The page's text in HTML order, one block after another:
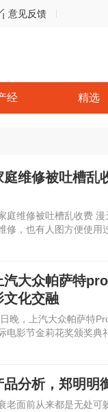
意见反馈
经 精选
庭维修被吐槽乱
庭维修被吐槽乱收费
修，也有人图方便使用
汽大众帕萨特
文化交融
晚，上汽大众帕萨特
电影节金莉花奖颁奖典
品分析，郑明明
老面前从来都是无处